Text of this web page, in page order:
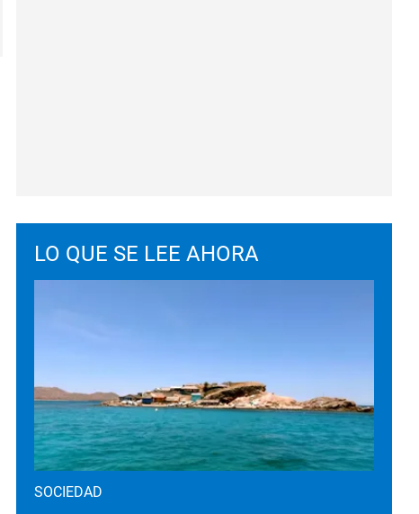
LO QUE SE LEE AHORA
SOCIEDAD